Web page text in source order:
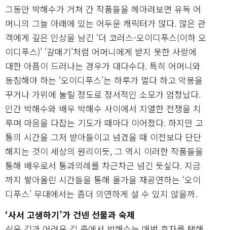
그동안 박해수가 거쳐 간 작품들을 헤아려보면 유독 어
머니의 그늘 아래에 있는 어두운 캐릭터가 많다. 많은 관
객에게 깊은 인상을 남긴 ‘더 코러스-오이디푸스(이하 오
이디푸스)’ ‘갈매기’처럼 어머니에게 받지 못한 사랑에
대한 아픔이 드러나는 경우가 대다수다. 특히 어머니와
동침해야 하는 ‘오이디푸스’는 하루가 멀다 하고 악몽을
꾸거나 가위에 눌릴 정도로 정서적인 소모가 엄청났다.
인간 박해수와 배우 박해수 사이에서 치열한 전쟁을 치
루며 마음을 다잡는 기도가 때마다 이어졌다. 하지만 고
통의 시간을 그저 받아들이고 넘겼을 때 이전보다 단단
해지는 것이 세상의 원리이듯, 그 역시 이러한 작품들을
통해 배우로서 통과의례를 차근차근 넘긴 듯싶다. 지금
까지 쌓아올린 시간들을 통해 올가을 재공연하는 ‘오이
디푸스’ 무대에서는 좀더 의연하게 설 수 있지 않을까.
‘사서 고생하기’가 건넨 선물과 숙제